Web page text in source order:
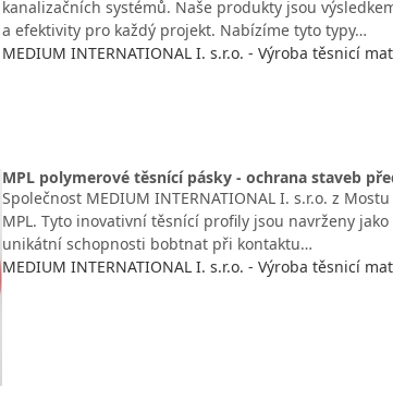
kanalizačních systémů. Naše produkty jsou
a efektivity pro každý projekt. Nabízíme tyto typy…
MEDIUM INTERNATIONAL I. s.r.o. - Výroba těsnicí
MPL polymerové těsnící pásky - ochrana staveb
Společnost MEDIUM INTERNATIONAL I. s.r.o. z
MPL. Tyto inovativní těsnící profily jsou navrženy
unikátní schopnosti bobtnat při kontaktu…
MEDIUM INTERNATIONAL I. s.r.o. - Výroba těsnicí